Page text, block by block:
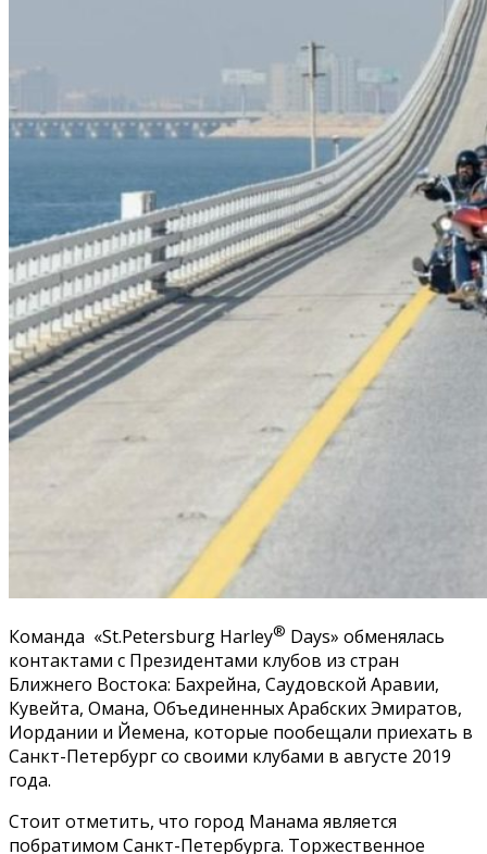
Команда «St.Petersburg Harley® Days» обменялась
контактами с Президентами клубов из стран
Ближнего Востока: Бахрейна, Саудовской Аравии,
Кувейта, Омана, Объединенных Арабских Эмиратов,
Иордании и Йемена, которые пообещали приехать в
Санкт-Петербург со своими клубами в августе 2019
года.
Стоит отметить, что город Манама является
побратимом Санкт-Петербурга. Торжественное